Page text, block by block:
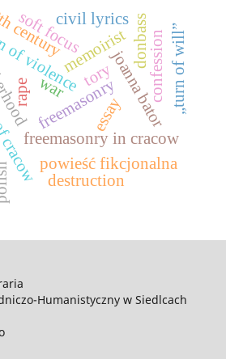
freemasonry
freemasonry in cracow
rapeviolence joanna bator
memoirist
soft focus
powieść fikcjonalna
civil lyrics donbass
war
destruction
essay
tory
century confession„turn of will”
Humanistyczny w Siedlcach